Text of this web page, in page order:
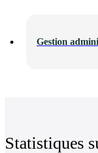
Gestion
Statistiques